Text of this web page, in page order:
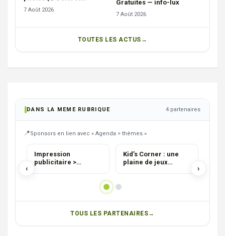
Diasson)
7 Août 2026
Gratuites — info-lux
7 Août 2026
TOUTES LES ACTUS
DANS LA MEME RUBRIQUE 4 partenaires
Sponsors en lien avec « Agenda > thèmes »
‹ ›
AGENCE
Impression
publicitaire >
Kid’s Corner : une
plaine de jeux
TOUS LES PARTENAIRES